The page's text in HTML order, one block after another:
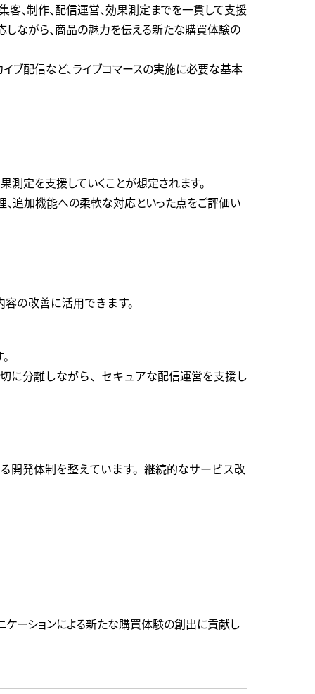
客、制作、配信運営、効果測定までを一貫して支援
しながら、商品の魅力を伝える新たな購買体験の
イブ配信など、ライブコマースの実施に必要な基本
測定を支援していくことが想定されます。
、追加機能への柔軟な対応といった点をご評価い
の改善に活用できます。
に分離しながら、セキュアな配信運営を支援し
開発体制を整えています。継続的なサービス改
ケーションによる新たな購買体験の創出に貢献し